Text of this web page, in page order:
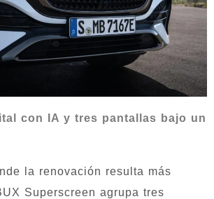
con IA y tres pantallas bajo un
la renovación resulta más
Superscreen agrupa tres